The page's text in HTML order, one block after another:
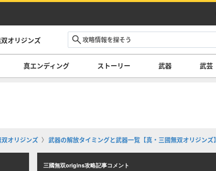
オリジンズ
真エンディング ストーリー 武器 武芸
オリジンズ 武器の解放タイミングと武器一覧【真・三國無双オリジンズ】
三國無双origins攻略記事コメント